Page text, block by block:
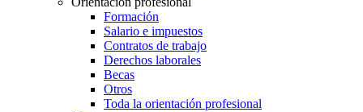
Formación
Salario e impuestos
Contratos de trabajo
Derechos laborales
Becas
Otros
Toda la orientación profesional